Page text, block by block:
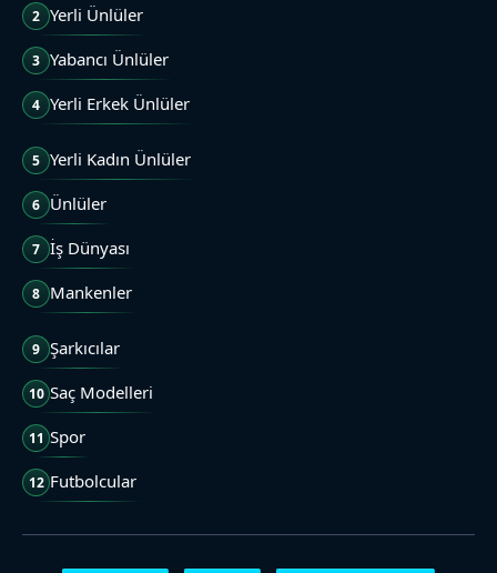
2 Yerli Ünlüler
3 Yabancı Ünlüler
4 Yerli Erkek Ünlüler
5 Yerli Kadın Ünlüler
6 Ünlüler
7 İş Dünyası
8 Mankenler
9 Şarkıcılar
10 Saç Modelleri
11 Spor
12 Futbolcular